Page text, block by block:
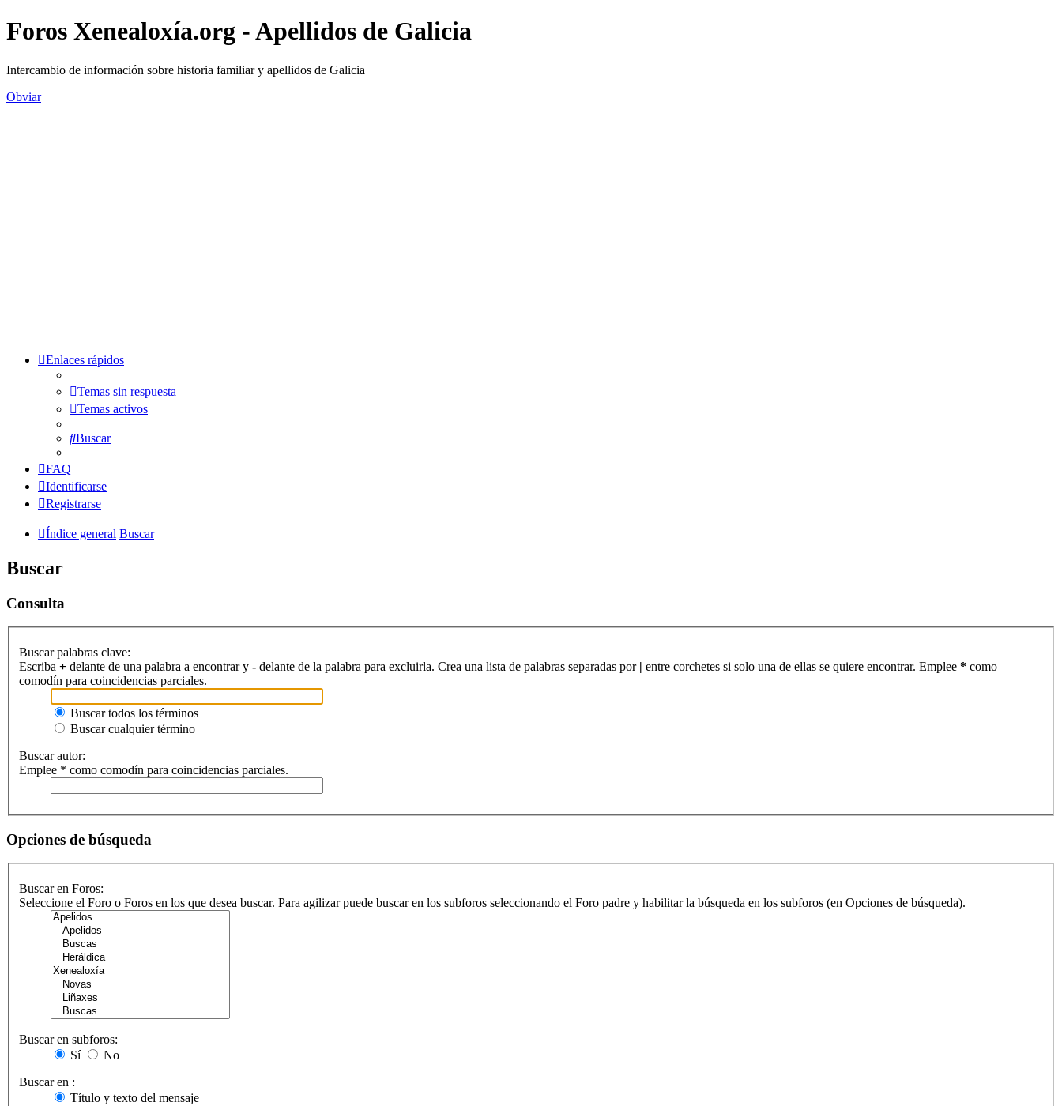
Foros Xenealoxía.org - Apellidos de Galicia
Intercambio de información sobre historia familiar y apellidos de Galicia
Obviar
Enlaces rápidos
Temas sin respuesta
Temas activos
Buscar
FAQ
Identificarse
Registrarse
Índice general Buscar
Buscar
Consulta
Buscar palabras clave:
Escriba + delante de una palabra a encontrar y - delante de la palabra para excluirla. Crea una lista de palabras separadas por | entre corchetes si solo una de ellas se quiere encontrar. Emplee * como
comodín para coincidencias parciales.
Buscar todos los términos
Buscar cualquier término
Buscar autor:
Emplee * como comodín para coincidencias parciales.
Opciones de búsqueda
Buscar en Foros:
Seleccione el Foro o Foros en los que desea buscar. Para agilizar puede buscar en los subforos seleccionando el Foro padre y habilitar la búsqueda en los subforos (en Opciones de búsqueda).
Buscar en subforos:
Sí
No
Buscar en :
Título y texto del mensaje